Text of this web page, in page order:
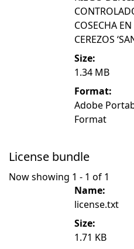
COSECHA
CEREZOS
Size:
1.34 MB
Format:
Adobe
Format
License bundle
Now showing 1 - 1 of 1
Name:
license.txt
Size:
1.71 KB